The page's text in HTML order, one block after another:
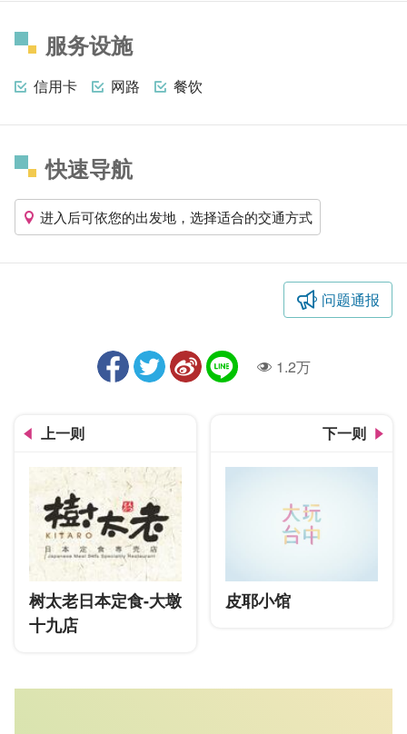
服务设施
信用卡 网路 餐饮
快速导航
进入后可依您的出发地，选择适合的交通方式
问题通报
人气1.2万
上一则
树太老日本定食-大墩
十九店
下一则
皮耶小馆